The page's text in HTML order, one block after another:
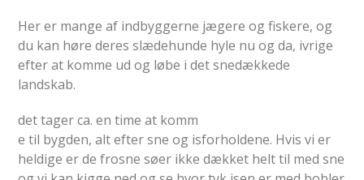
Her er mange af indbyggerne jægere og fiskere, og
du kan høre deres slædehunde hyle nu og da, ivrige
efter at komme ud og løbe i det snedækkede
landskab.
det tager ca. en time at komm
e til bygden, alt efter sne og isforholdene. Hvis vi er
heldige er de frosne søer ikke dækket helt til med sne